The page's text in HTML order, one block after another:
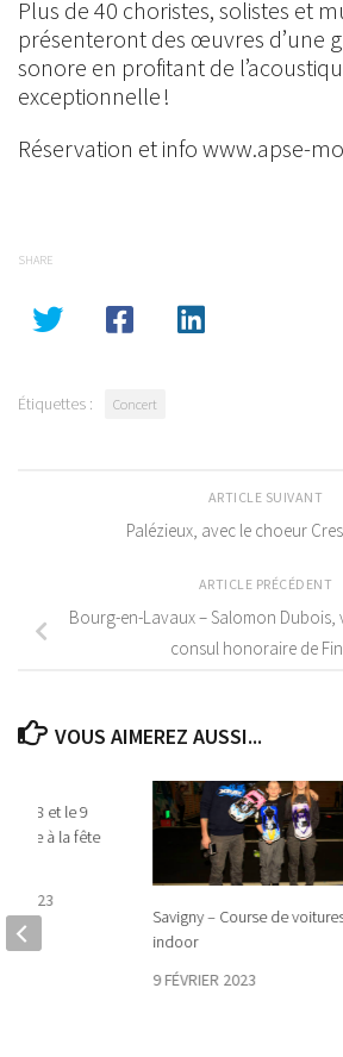
Plus de 40 choristes, solistes et
présenteront des œuvres d’une
sonore en profitant de
exceptionnelle !
Réservation et info www.apse-
SHARE
Étiquettes : Concert
ARTICLE SUIVANT
Palézieux, avec le choeur
ARTICLE PRÉCÉDENT
Bourg-en-Lavaux – Salomon
consul honoraire de
VOUS AIMEREZ AUSSI...
Savigny – Course de
indoor
9 FÉVRIER 2023
Le 8 et le 9
à la fête
2023